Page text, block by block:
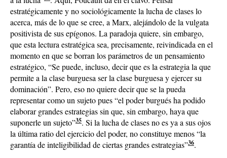
estratégicamente y no sociológicamente la lucha de clases lo
acerca, más de lo que se cree, a Marx, alejándolo de la vulgata
positivista de sus epígonos. La paradoja quiere, sin embargo,
que esta lectura estratégica sea, precisamente, reivindicada en el
momento en que se borran los parámetros de un pensamiento
estratégico, “Se puede, incluso, decir que es la estrategia la que
permite a la clase burguesa ser la clase burguesa y ejercer su
dominación”. Pero, eso no quiere decir que se la pueda
representar como un sujeto pues “el poder burgués ha podido
elaborar grandes estrategias sin que, sin embargo, haya que
suponerle un sujeto”35. Si la lucha de clases no es ya a sus ojos
la última ratio del ejercicio del poder, no constituye menos “la
garantía de inteligibilidad de ciertas grandes estrategias”36.